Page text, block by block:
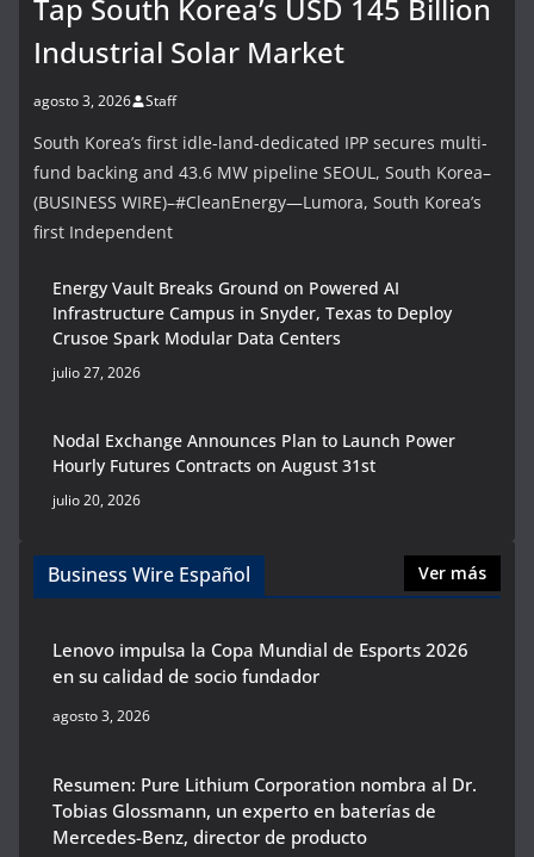
Tap South Korea’s USD 145 Billion
Industrial Solar Market
agosto 3, 2026 Staff
South Korea’s first idle-land-dedicated IPP secures multi-
fund backing and 43.6 MW pipeline SEOUL, South Korea–
(BUSINESS WIRE)–#CleanEnergy—Lumora, South Korea’s
first Independent
Energy Vault Breaks Ground on Powered AI
Infrastructure Campus in Snyder, Texas to Deploy
Crusoe Spark Modular Data Centers
julio 27, 2026
Nodal Exchange Announces Plan to Launch Power
Hourly Futures Contracts on August 31st
julio 20, 2026
Business Wire Español Ver más
Lenovo impulsa la Copa Mundial de Esports 2026
en su calidad de socio fundador
agosto 3, 2026
Resumen: Pure Lithium Corporation nombra al Dr.
Tobias Glossmann, un experto en baterías de
Mercedes-Benz, director de producto